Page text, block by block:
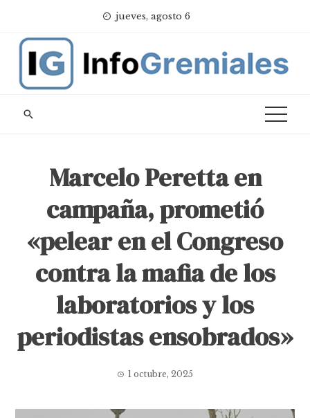
content
jueves, agosto 6
Marcelo Peretta en
campaña, prometió
«pelear en el Congreso
contra la mafia de los
laboratorios y los
periodistas ensobrados»
1 octubre, 2025